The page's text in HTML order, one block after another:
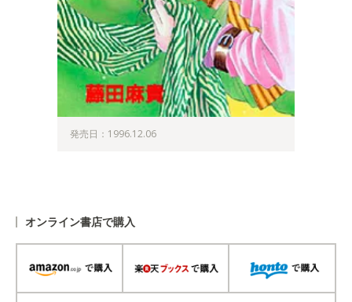
発売日：1996.12.06
オンライン書店で購入